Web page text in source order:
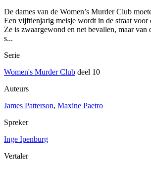
De dames van de Women’s Murder Club
Een vijftienjarig meisje wordt in de straat voor
Ze is zwaargewond en net bevallen, maar van
s...
Serie
Women's Murder Club deel 10
Auteurs
James Patterson, Maxine Paetro
Spreker
Inge Ipenburg
Vertaler